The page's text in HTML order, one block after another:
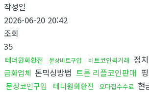
작성일
2026-06-20 20:42
조회
35
테더원화환전 문상비트구입 비트코인퀵거래 정
금화업체 돈믹싱방법 트론 리플코인판매
문상코인구입 테더원화환전 오다집수수료 현